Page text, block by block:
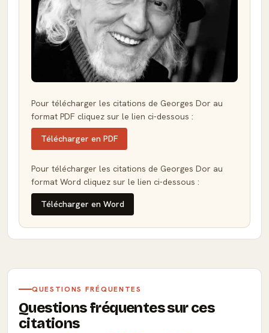
Pour télécharger les citations de Georges Dor au
format PDF cliquez sur le lien ci-dessous :
Télécharger en PDF
Pour télécharger les citations de Georges Dor au
format Word cliquez sur le lien ci-dessous :
Télécharger en Word
QUESTIONS FRÉQUENTES
Questions fréquentes sur ces
citations